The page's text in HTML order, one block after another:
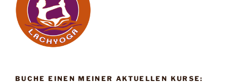
BUCHE EINEN MEINER AKTUELLEN KURSE: